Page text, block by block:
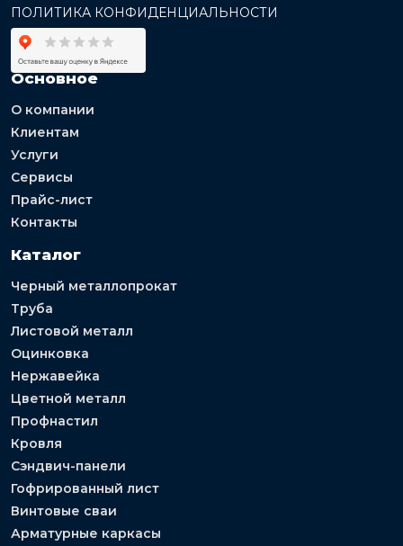
ПОЛИТИКА КОНФИДЕНЦИАЛЬНОСТИ
Основное
О компании
Клиентам
Услуги
Сервисы
Прайс-лист
Контакты
Каталог
Черный металлопрокат
Труба
Листовой металл
Оцинковка
Нержавейка
Цветной металл
Профнастил
Кровля
Сэндвич-панели
Гофрированный лист
Винтовые сваи
Арматурные каркасы